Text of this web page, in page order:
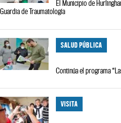
El Municipio de
Guardia de Traumatología
SALUD PÚBLICA
Continúa el programa
VISITA